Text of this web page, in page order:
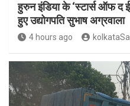
हुरुन इंडिया के ‘स्टार्स ऑफ
हुए उद्योगपति सुभाष अग्रवाला
4 hours ago